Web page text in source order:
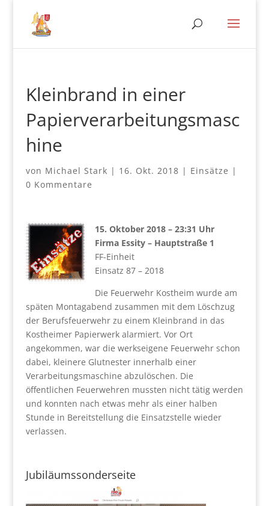
Kleinbrand in einer
Papierverarbeitungsmasc
hine
von Michael Stark | 16. Okt. 2018 | Einsätze |
0 Kommentare
15. Oktober 2018 – 23:31 Uhr
Firma Essity – Hauptstraße 1
FF-Einheit
Einsatz 87 – 2018
Die Feuerwehr Kostheim wurde am
späten Montagabend zusammen mit dem Löschzug
der Berufsfeuerwehr zu einem Kleinbrand in das
Kostheimer Papierwerk alarmiert. Vor Ort
angekommen, war die werkseigene Feuerwehr schon
dabei, kleinere Glutnester innerhalb einer
Verarbeitungsmaschine abzulöschen. Die
öffentlichen Feuerwehren mussten nicht tätig werden
und konnten nach etwas mehr als einer halben
Stunde in Bereitstellung die Einsatzstelle wieder
verlassen.
Jubiläumssonderseite